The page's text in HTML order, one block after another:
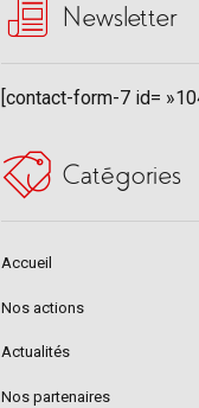
Newsletter
[contact-form-7 id=
Catégories
Accueil
Nos actions
Actualités
Nos partenaires